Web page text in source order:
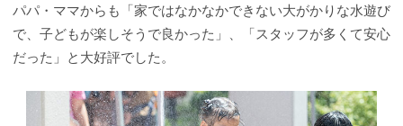
パパ・ママからも「家ではなかなかできない大がかりな水遊び
で、子どもが楽しそうで良かった」、「スタッフが多くて安心
だった」と大好評でした。